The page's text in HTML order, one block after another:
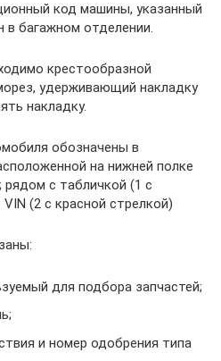
код машины, указанный
в багажном отделении.
крестообразной
удерживающий накладку
накладку.
обозначены в
на нижней полке
рядом с табличкой (1 с
(2 с красной стрелкой)
для подбора запчастей;
и номер одобрения типа